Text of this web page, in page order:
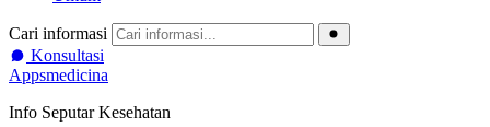
Cari informasi
Konsultasi
Appsmedicina
Info Seputar Kesehatan